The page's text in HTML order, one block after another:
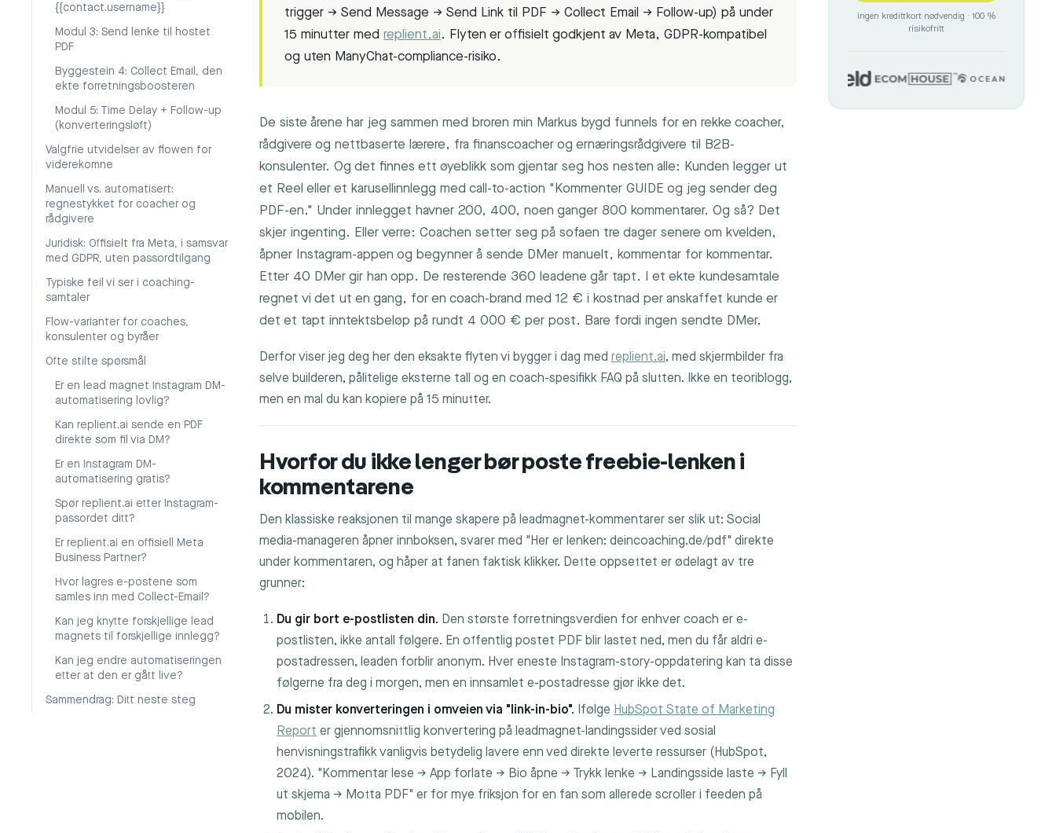
{{contact.username}}
Modul 3: Send lenke til hostet
PDF
Byggestein 4: Collect Email, den
ekte forretningsboosteren
Modul 5: Time Delay + Follow-up
(konverteringsløft)
Valgfrie utvidelser av flowen for
viderekomne
Manuell vs. automatisert:
regnestykket for coacher og
rådgivere
Juridisk: Offisielt fra Meta, i samsvar
med GDPR, uten passordtilgang
Typiske feil vi ser i coaching-
samtaler
Flow-varianter for coaches,
konsulenter og byråer
Ofte stilte spørsmål
Er en lead magnet Instagram DM-
automatisering lovlig?
Kan replient.ai sende en PDF
direkte som fil via DM?
Er en Instagram DM-
automatisering gratis?
Spør replient.ai etter Instagram-
passordet ditt?
Er replient.ai en offisiell Meta
Business Partner?
Hvor lagres e-postene som
samles inn med Collect-Email?
Kan jeg knytte forskjellige lead
magnets til forskjellige innlegg?
Kan jeg endre automatiseringen
etter at den er gått live?
Sammendrag: Ditt neste steg
trigger → Send Message → Send Link til PDF → Collect Email → Follow-up) på under
15 minutter med replient.ai. Flyten er offisielt godkjent av Meta, GDPR-kompatibel
og uten ManyChat-compliance-risiko.
De siste årene har jeg sammen med broren min Markus bygd funnels for en rekke coacher,
rådgivere og nettbaserte lærere, fra finanscoacher og ernæringsrådgivere til B2B-
konsulenter. Og det finnes ett øyeblikk som gjentar seg hos nesten alle: Kunden legger ut
et Reel eller et karusellinnlegg med call-to-action "Kommenter GUIDE og jeg sender deg
PDF-en." Under innlegget havner 200, 400, noen ganger 800 kommentarer. Og så? Det
skjer ingenting. Eller verre: Coachen setter seg på sofaen tre dager senere om kvelden,
åpner Instagram-appen og begynner å sende DMer manuelt, kommentar for kommentar.
Etter 40 DMer gir han opp. De resterende 360 leadene går tapt. I et ekte kundesamtale
regnet vi det ut en gang, for en coach-brand med 12 € i kostnad per anskaffet kunde er
det et tapt inntektsbeløp på rundt 4 000 € per post. Bare fordi ingen sendte DMer.
Derfor viser jeg deg her den eksakte flyten vi bygger i dag med replient.ai, med skjermbilder fra
selve builderen, pålitelige eksterne tall og en coach-spesifikk FAQ på slutten. Ikke en teoriblogg,
men en mal du kan kopiere på 15 minutter.
Hvorfor du ikke lenger bør poste freebie-lenken i
kommentarene
Den klassiske reaksjonen til mange skapere på leadmagnet-kommentarer ser slik ut: Social
media-manageren åpner innboksen, svarer med "Her er lenken: deincoaching.de/pdf" direkte
under kommentaren, og håper at fanen faktisk klikker. Dette oppsettet er ødelagt av tre
grunner:
Du gir bort e-postlisten din. Den største forretningsverdien for enhver coach er e-
postlisten, ikke antall følgere. En offentlig postet PDF blir lastet ned, men du får aldri e-
postadressen, leaden forblir anonym. Hver eneste Instagram-story-oppdatering kan ta disse
følgerne fra deg i morgen, men en innsamlet e-postadresse gjør ikke det.
Du mister konverteringen i omveien via "link-in-bio". Ifølge HubSpot State of Marketing
Report er gjennomsnittlig konvertering på leadmagnet-landingssider ved sosial
henvisningstrafikk vanligvis betydelig lavere enn ved direkte leverte ressurser (HubSpot,
2024). "Kommentar lese → App forlate → Bio åpne → Trykk lenke → Landingsside laste → Fyll
ut skjema → Motta PDF" er for mye friksjon for en fan som allerede scroller i feeden på
mobilen.
ingen kredittkort nødvendig · 100 %
risikofritt